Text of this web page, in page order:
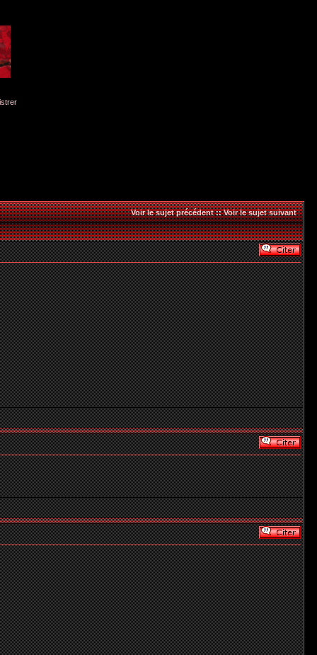
Voir le sujet précédent::Voir le sujet suivant